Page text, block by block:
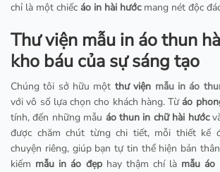
chỉ là một chiếc áo in hài hướcmang nét độc
Thư viện mẫu in áo thun
kho báu của sự sáng tạo
Chúng tôi sở hữu một thư viện mẫu in áo
với vô số lựa chọn cho khách hàng. Từáo
tính, đến những mẫu áo thun in chữ hài hước
được chăm chút từng chi tiết, mỗi thiết kế
chuyện riêng, giúp bạn tự tin thể hiện bản
kiếm mẫu in áo đẹphay thậm chí là mẫu áo